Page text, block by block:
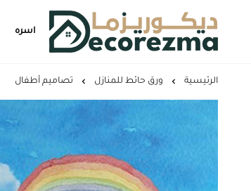
Decorezma
اسره
الرئيسية ورق حائط للمنازل تصاميم أطفال